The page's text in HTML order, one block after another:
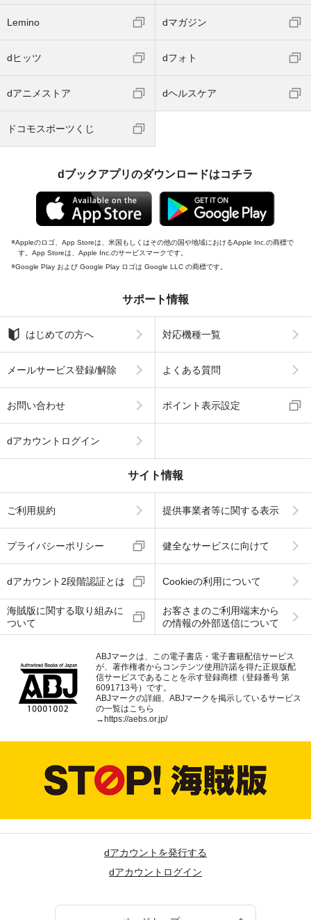
Lemino dマガジン
dヒッツ dフォト
dアニメストア dヘルスケア
ドコモスポーツくじ
dブックアプリのダウンロードはコチラ
Appleのロゴ、App Storeは、米国もしくはその他の国や地域におけるApple Inc.の商標で
す。App Storeは、Apple Inc.のサービスマークです。
Google Play および Google Play ロゴは Google LLC の商標です。
サポート情報
はじめての方へ 対応機種一覧
メールサービス登録/解除 よくある質問
お問い合わせ ポイント表示設定
dアカウントログイン
サイト情報
ご利用規約 提供事業者等に関する表示
プライバシーポリシー 健全なサービスに向けて
dアカウント2段階認証とは Cookieの利用について
海賊版に関する取り組みに
ついて
お客さまのご利用端末から
の情報の外部送信について
ABJマークは、この電子書店・電子書籍配信サービス
が、著作権者からコンテンツ使用許諾を得た正規版配
信サービスであることを示す登録商標（登録番号 第
6091713号）です。
ABJマークの詳細、ABJマークを掲示しているサービス
の一覧はこちら
→https://aebs.or.jp/
dアカウントを発行する
dアカウントログイン